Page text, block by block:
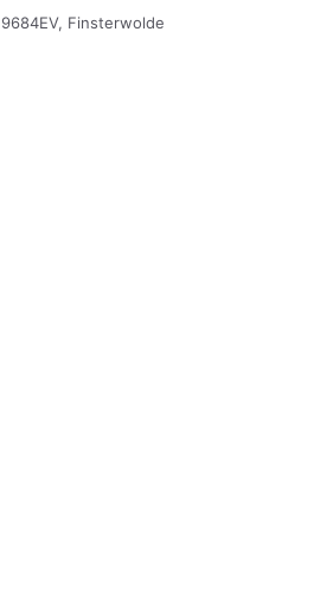
9684EV, Finsterwolde